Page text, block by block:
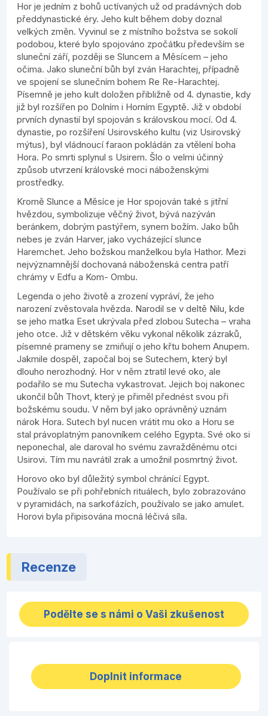
Hor je jedním z bohů uctívaných už od pradávných dob
předdynastické éry. Jeho kult během doby doznal
velkých změn. Vyvinul se z místního božstva se sokolí
podobou, které bylo spojováno zpočátku především se
sluneční září, později se Sluncem a Měsícem – jeho
očima. Jako sluneční bůh byl zván Harachtej, případně
ve spojení se slunečním bohem Re Re-Harachtej.
Písemně je jeho kult doložen přibližně od 4. dynastie, kdy
již byl rozšířen po Dolním i Horním Egyptě. Již v období
prvních dynastií byl spojován s královskou mocí. Od 4.
dynastie, po rozšíření Usirovského kultu (viz Usirovský
mýtus), byl vládnoucí faraon pokládán za vtělení boha
Hora. Po smrti splynul s Usirem. Šlo o velmi účinný
způsob utvrzení královské moci náboženskými
prostředky.
Kromě Slunce a Měsíce je Hor spojován také s jitřní
hvězdou, symbolizuje věčný život, bývá nazýván
beránkem, dobrým pastýřem, synem božím. Jako bůh
nebes je zván Harver, jako vycházející slunce
Haremchet. Jeho božskou manželkou byla Hathor. Mezi
nejvýznamnější dochovaná náboženská centra patří
chrámy v Edfu a Kom- Ombu.
Legenda o jeho životě a zrození vypráví, že jeho
narození zvěstovala hvězda. Narodil se v deltě Nilu, kde
se jeho matka Eset ukrývala před zlobou Sutecha – vraha
jeho otce. Již v dětském věku vykonal několik zázraků,
písemné prameny se zmiňují o jeho křtu bohem Anupem.
Jakmile dospěl, započal boj se Sutechem, který byl
dlouho nerozhodný. Hor v něm ztratil levé oko, ale
podařilo se mu Sutecha vykastrovat. Jejich boj nakonec
ukončil bůh Thovt, který je přiměl přednést svou při
božskému soudu. V něm byl jako oprávněný uznám
nárok Hora. Sutech byl nucen vrátit mu oko a Horu se
stal právoplatným panovníkem celého Egypta. Své oko si
neponechal, ale daroval ho svému zavražděnému otci
Usirovi. Tím mu navrátil zrak a umožnil posmrtný život.
Horovo oko byl důležitý symbol chránící Egypt.
Používalo se při pohřebních rituálech, bylo zobrazováno
v pyramidách, na sarkofázích, používalo se jako amulet.
Horovi byla připisována mocná léčivá síla.
Recenze
Podělte se s námi o Vaši zkušenost
Doplnit informace